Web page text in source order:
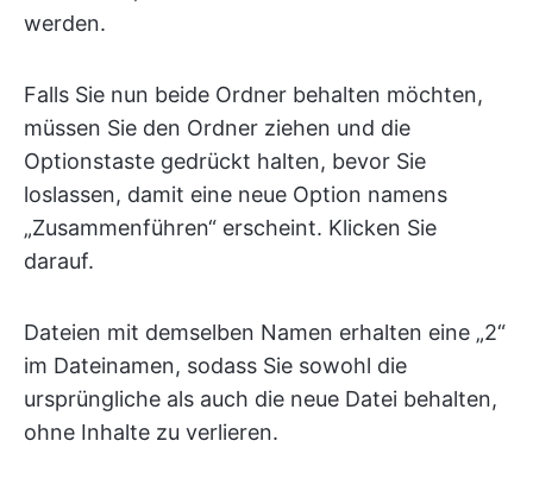
werden.
Falls Sie nun beide Ordner behalten möchten,
müssen Sie den Ordner ziehen und die
Optionstaste gedrückt halten, bevor Sie
loslassen, damit eine neue Option namens
„Zusammenführen“ erscheint. Klicken Sie
darauf.
Dateien mit demselben Namen erhalten eine „2“
im Dateinamen, sodass Sie sowohl die
ursprüngliche als auch die neue Datei behalten,
ohne Inhalte zu verlieren.